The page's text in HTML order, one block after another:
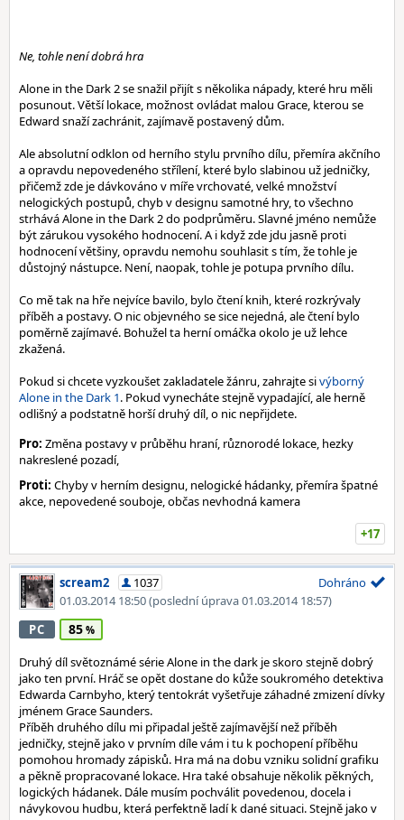
Ne, tohle není dobrá hra
Alone in the Dark 2 se snažil přijít s několika nápady, které hru měli
posunout. Větší lokace, možnost ovládat malou Grace, kterou se
Edward snaží zachránit, zajímavě postavený dům.
Ale absolutní odklon od herního stylu prvního dílu, přemíra akčního
a opravdu nepovedeného střílení, které bylo slabinou už jedničky,
přičemž zde je dávkováno v míře vrchovaté, velké množství
nelogických postupů, chyb v designu samotné hry, to všechno
strhává Alone in the Dark 2 do podprůměru. Slavné jméno nemůže
být zárukou vysokého hodnocení. A i když zde jdu jasně proti
hodnocení většiny, opravdu nemohu souhlasit s tím, že tohle je
důstojný nástupce. Není, naopak, tohle je potupa prvního dílu.
Co mě tak na hře nejvíce bavilo, bylo čtení knih, které rozkrývaly
příběh a postavy. O nic objevného se sice nejedná, ale čtení bylo
poměrně zajímavé. Bohužel ta herní omáčka okolo je už lehce
zkažená.
Pokud si chcete vyzkoušet zakladatele žánru, zahrajte sivýborný
Alone in the Dark 1. Pokud vynecháte stejně vypadající, ale herně
odlišný a podstatně horší druhý díl, o nic nepřijdete.
Pro: Změna postavy v průběhu hraní, různorodé lokace, hezky
nakreslené pozadí,
Proti: Chyby v herním designu, nelogické hádanky, přemíra špatné
akce, nepovedené souboje, občas nevhodná kamera
+17
scream2
1037
01.03.2014 18:50(poslední úprava 01.03.2014 18:57)
Dohráno
PC 85
Druhý díl světoznámé série Alone in the dark je skoro stejně dobrý
jako ten první. Hráč se opět dostane do kůže soukromého detektiva
Edwarda Carnbyho, který tentokrát vyšetřuje záhadné zmizení dívky
jménem Grace Saunders.
Příběh druhého dílu mi připadal ještě zajímavější než příběh
jedničky, stejně jako v prvním díle vám i tu k pochopení příběhu
pomohou hromady zápisků. Hra má na dobu vzniku solidní grafiku
a pěkně propracované lokace. Hra také obsahuje několik pěkných,
logických hádanek. Dále musím pochválit povedenou, docela i
návykovou hudbu, která perfektně ladí k dané situaci. Stejně jako v